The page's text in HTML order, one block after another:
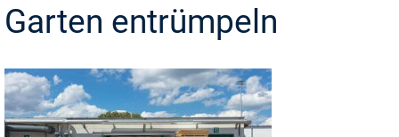
Garten entrümpeln